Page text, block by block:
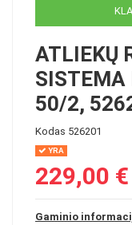
ATLIEKŲ
SISTEMA
50/2,
Kodas 526201
YRA
229,00 €
Gaminio